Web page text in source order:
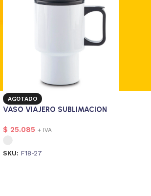
AGOTADO
VASO VIAJERO SUBLIMACION
$ 25.085 + IVA
SKU: F18-27